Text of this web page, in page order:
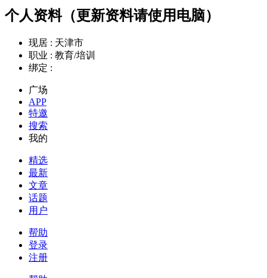
个人资料（更新资料请使用电脑）
现居 : 天津市
职业 : 教育/培训
绑定 :
广场
APP
特邀
搜索
我的
精选
最新
文章
话题
用户
帮助
登录
注册